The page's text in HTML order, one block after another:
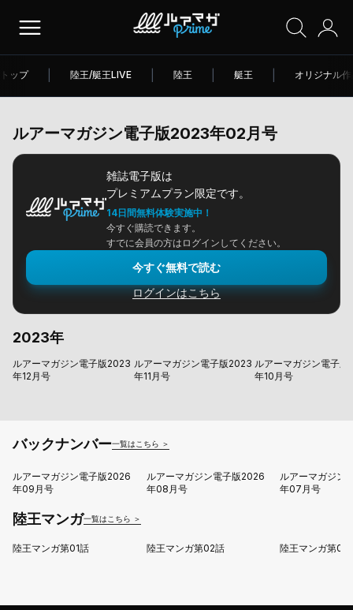
トップ 陸王/艇王LIVE 陸王 艇王 オリジナル
ルアーマガジン電子版2023年02月号
雑誌電子版は
プレミアムプラン限定です。
14日間無料体験実施中！
今すぐ購読できます。
すでに会員の方はログインしてください。
今すぐ無料で読む
ログインはこちら
2023年
ルアーマガジン電子版2023
年12月号
ルアーマガジン電子版2023
年11月号
ルアーマガジン電子
年10月号
バックナンバー一覧はこちら ＞
ルアーマガジン電子版2026
年09月号
ルアーマガジン電子版2026
年08月号
ルアーマガジン
年07月号
陸王マンガ一覧はこちら ＞
陸王マンガ第01話 陸王マンガ第02話 陸王マンガ第03